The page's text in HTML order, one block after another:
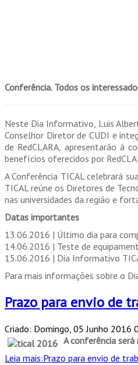
Conferência. Todos os
Neste Dia Informativo, Luis
Conselhor Diretor de CUDI e
de RedCLARA, apresentarão à
benefícios oferecidos por
A Conferência TICAL celebrará
TICAL reúne os Diretores de
nas universidades da região e
Datas importantes
13.06.2016 | Último dia para
14.06.2016 | Teste de
15.06.2016 | Dia Informativo
Para mais informações sobre o
Prazo para envio de
Criado: Domingo, 05 Junho 2016
A conferência
Leia mais:Prazo para envio de